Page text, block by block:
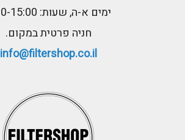
ימים א-ה, שעות: 8:30-15:00
חניה פרטית במקום.
info@filtershop.co.il